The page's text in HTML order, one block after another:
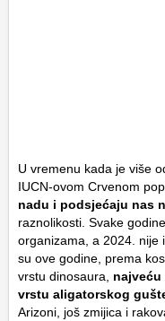
U vremenu kada je više
IUCN-ovom Crvenom
nadu i podsjećaju nas
raznolikosti. Svake
organizama, a 2024. nije
su ove godine, prema
vrstu dinosaura, najveću
vrstu aligatorskog
Arizoni, još zmijica i